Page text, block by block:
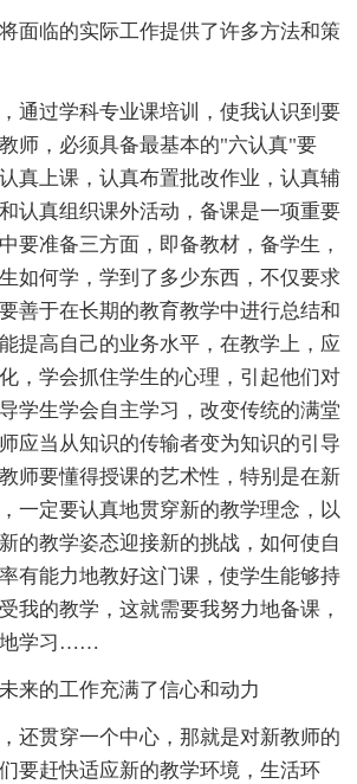
面临的实际工作提供了许多方法和策
通过学科专业课培训，使我认识到要
师，必须具备最基本的"六认真"要
真上课，认真布置批改作业，认真辅
认真组织课外活动，备课是一项重要
要准备三方面，即备教材，备学生，
如何学，学到了多少东西，不仅要求
善于在长期的教育教学中进行总结和
提高自己的业务水平，在教学上，应
，学会抓住学生的心理，引起他们对
学生学会自主学习，改变传统的满堂
应当从知识的传输者变为知识的引导
师要懂得授课的艺术性，特别是在新
一定要认真地贯穿新的教学理念，以
的教学姿态迎接新的挑战，如何使自
有能力地教好这门课，使学生能够持
我的教学，这就需要我努力地备课，
地学习……
来的工作充满了信心和动力
还贯穿一个中心，那就是对新教师的
要赶快适应新的教学环境，生活环